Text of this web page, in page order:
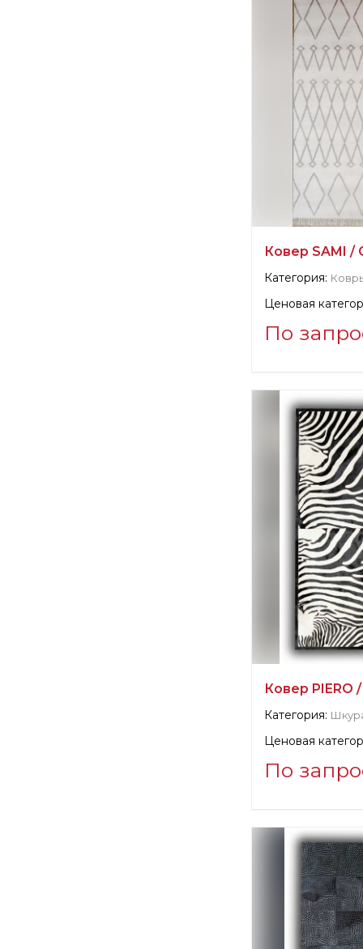
Официальный
Санкт-
Ковер SAMI /
Категория:
Ценовая
По
SILK AVENUE
Производитель:
Ковер PIERO
Категория:
Ценовая
По
verified company
SILK AVENUE
Производитель: